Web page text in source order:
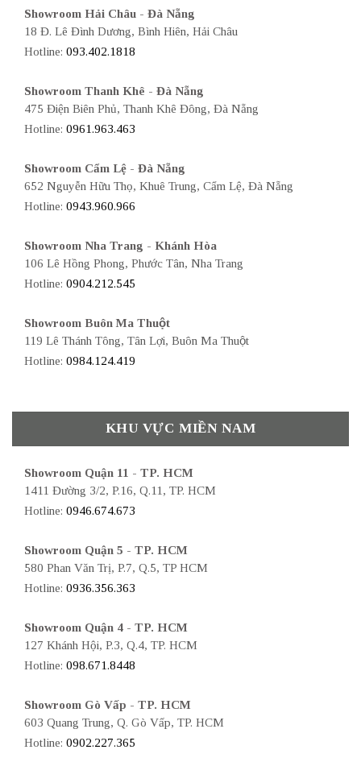
Showroom Hải Châu - Đà Nẵng
18 Đ. Lê Đình Dương, Bình Hiên, Hải Châu
Hotline: 093.402.1818
Showroom Thanh Khê - Đà Nẵng
475 Điện Biên Phủ, Thanh Khê Đông, Đà Nẵng
Hotline: 0961.963.463
Showroom Cẩm Lệ - Đà Nẵng
652 Nguyễn Hữu Thọ, Khuê Trung, Cẩm Lệ, Đà Nẵng
Hotline: 0943.960.966
Showroom Nha Trang - Khánh Hòa
106 Lê Hồng Phong, Phước Tân, Nha Trang
Hotline: 0904.212.545
Showroom Buôn Ma Thuột
119 Lê Thánh Tông, Tân Lợi, Buôn Ma Thuột
Hotline: 0984.124.419
KHU VỰC MIỀN NAM
Showroom Quận 11 - TP. HCM
1411 Đường 3/2, P.16, Q.11, TP. HCM
Hotline: 0946.674.673
Showroom Quận 5 - TP. HCM
580 Phan Văn Trị, P.7, Q.5, TP HCM
Hotline: 0936.356.363
Showroom Quận 4 - TP. HCM
127 Khánh Hội, P.3, Q.4, TP. HCM
Hotline: 098.671.8448
Showroom Gò Vấp - TP. HCM
603 Quang Trung, Q. Gò Vấp, TP. HCM
Hotline: 0902.227.365